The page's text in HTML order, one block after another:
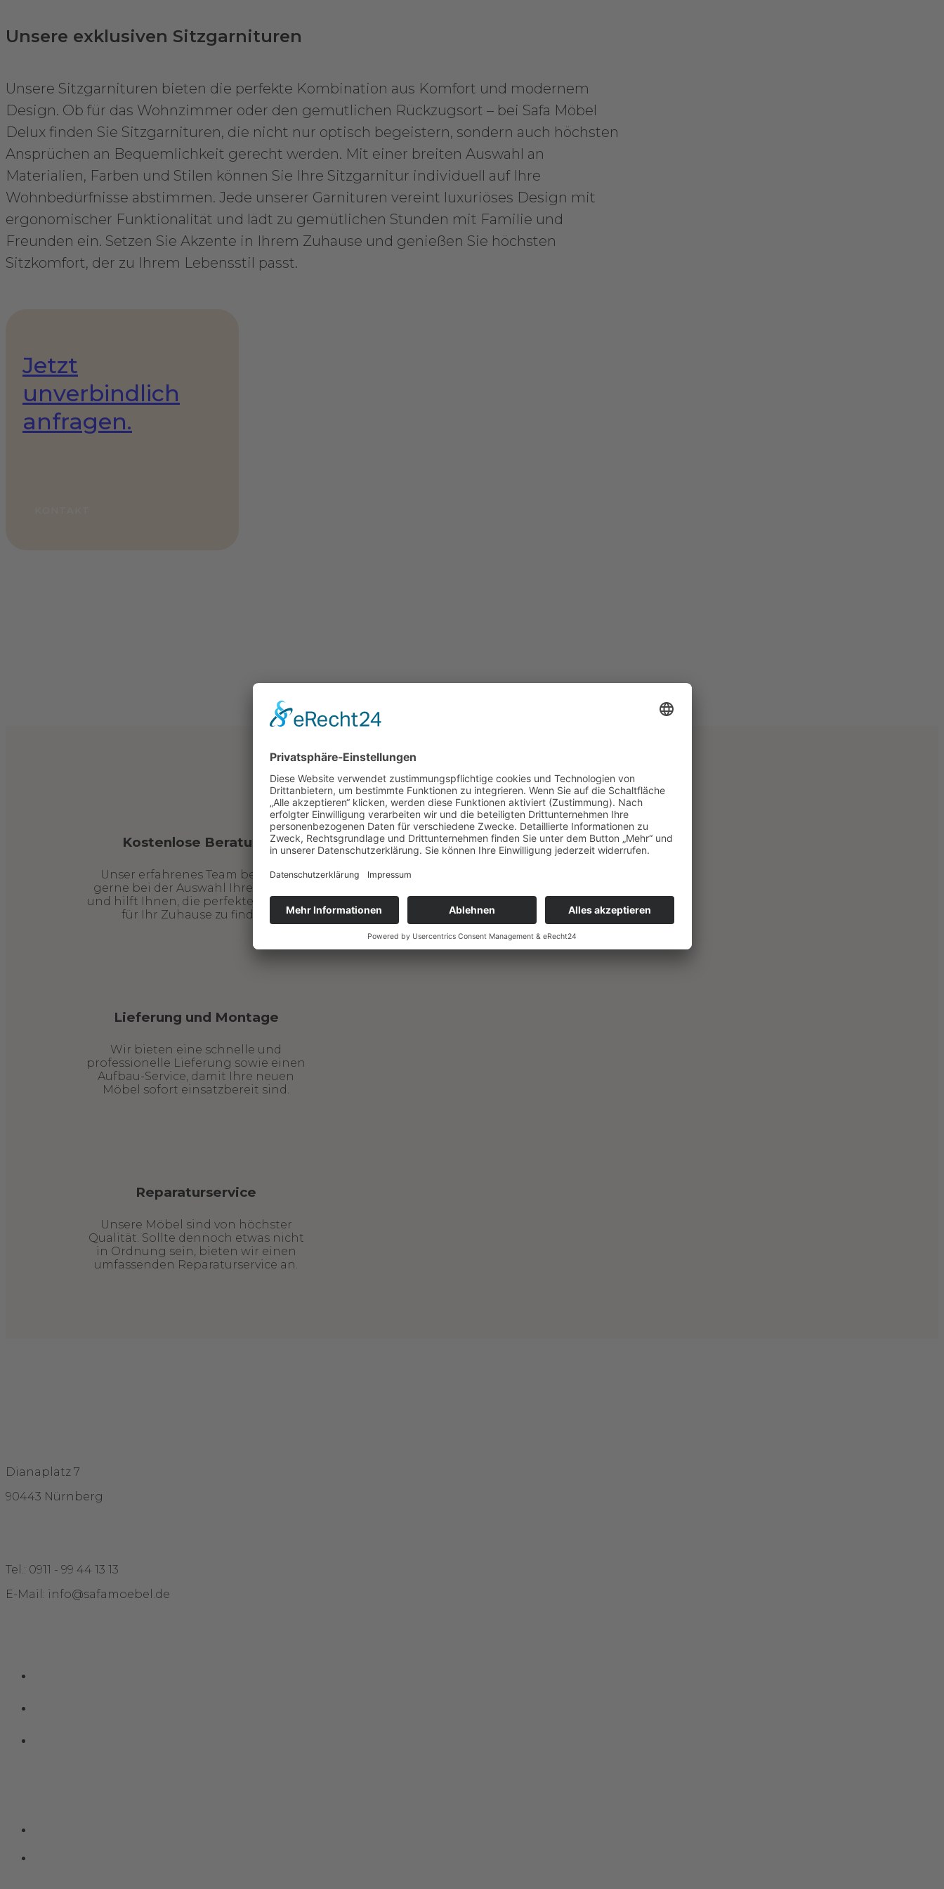
Unsere exklusiven Sitzgarnituren
Unsere Sitzgarnituren bieten die perfekte Kombination aus Komfort und modernem
Design. Ob für das Wohnzimmer oder den gemütlichen Rückzugsort – bei Safa Möbel
Delux finden Sie Sitzgarnituren, die nicht nur optisch begeistern, sondern auch höchsten
Ansprüchen an Bequemlichkeit gerecht werden. Mit einer breiten Auswahl an
Materialien, Farben und Stilen können Sie Ihre Sitzgarnitur individuell auf Ihre
Wohnbedürfnisse abstimmen. Jede unserer Garnituren vereint luxuriöses Design mit
ergonomischer Funktionalität und lädt zu gemütlichen Stunden mit Familie und
Freunden ein. Setzen Sie Akzente in Ihrem Zuhause und genießen Sie höchsten
Sitzkomfort, der zu Ihrem Lebensstil passt.
Jetzt
unverbindlich
anfragen.
Kostenlose Beratung
Unser erfahrenes Team berät Sie
gerne bei der Auswahl Ihrer Möbel
und hilft Ihnen, die perfekten Stücke
für Ihr Zuhause zu finden.
Lieferung und Montage
Wir bieten eine schnelle und
professionelle Lieferung sowie einen
Aufbau-Service, damit Ihre neuen
Möbel sofort einsatzbereit sind.
Reparaturservice
Unsere Möbel sind von höchster
Qualität. Sollte dennoch etwas nicht
in Ordnung sein, bieten wir einen
umfassenden Reparaturservice an.
Dianaplatz 7
90443 Nürnberg
Tel.: 0911 - 99 44 13 13
E-Mail: info@safamoebel.de